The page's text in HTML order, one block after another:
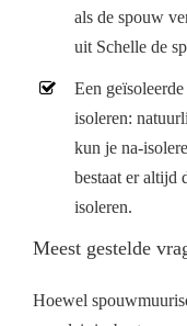
als de spouw
uit Schelle de
Een
isoleren:
kun je na-
bestaat er altijd
isoleren.
Meest gestelde
Hoewel